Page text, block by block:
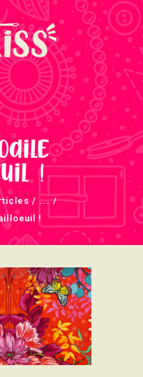
!
...
!